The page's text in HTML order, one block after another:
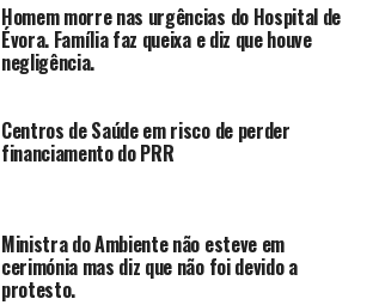
Homem morre nas urgências do Hospital de
Évora. Família faz queixa e diz que houve
negligência.
Centros de Saúde em risco de perder
financiamento do PRR
Ministra do Ambiente não esteve em
cerimónia mas diz que não foi devido a
protesto.